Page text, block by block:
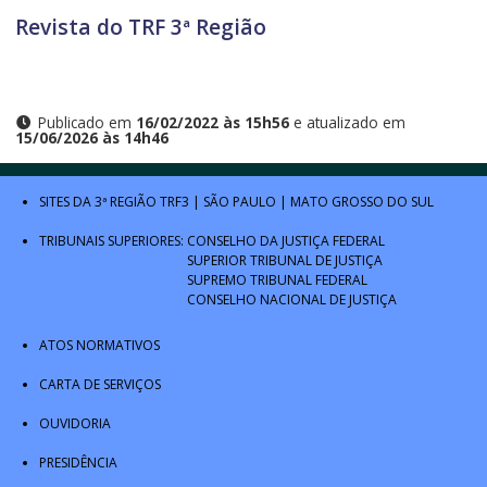
Revista do TRF 3ª Região
Publicado em 16/02/2022 às 15h56e atualizado em
15/06/2026 às 14h46
SITES DA 3ª REGIÃO TRF3 SÃO PAULO MATO GROSSO DO SUL
TRIBUNAIS SUPERIORES: CONSELHO DA JUSTIÇA FEDERAL
SUPERIOR TRIBUNAL DE JUSTIÇA
SUPREMO TRIBUNAL FEDERAL
CONSELHO NACIONAL DE JUSTIÇA
ATOS NORMATIVOS
CARTA DE SERVIÇOS
OUVIDORIA
PRESIDÊNCIA